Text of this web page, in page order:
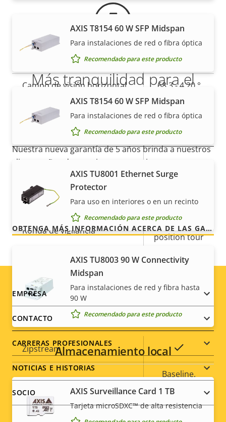
Descripción
propiedad
Valor de
la
propiedad
Longitud focal
4.4 - 88.4
mm
Campo de visión horizontal 68.3 - 4.20 °
Campo de visión vertical 42.1-2.34 °
Movimiento horizontal/vertical y zoom
Descripción
propiedad
Valor de
la
propiedad
Rango de movimiento
360 endless
Rango de inclinación 220
Ronda de vigilancia
preset
position tour
Zoom óptico 20
Zoom digital 12
Compresión
Descripción
de
propiedad
Valor de
la
propiedad
Zipstream
H.264
Baseline,
High, Main
H.265 Sí
AXIS T8154 60 W SFP Midspan
Para instalaciones de red o fibra óptica
Recomendado para este producto
AXIS T8154 60 W SFP Midspan
Para instalaciones de red o fibra óptica
Recomendado para este producto
AXIS TU8001 Ethernet Surge
Protector
Para uso en interiores o en un recinto
Recomendado para este producto
AXIS TU8003 90 W Connectivity
Midspan
Para instalaciones de red y fibra hasta
90 W
Recomendado para este producto
Almacenamiento local
AXIS Surveillance Card 1 TB
Tarjeta microSDXC™ de alta resistencia
Más tranquilidad para el
cliente con una garantía de 5
años
Nuestra nueva garantía de 5 años brinda a nuestros
clientes años de uso sin preocupaciones y un
control de los costes. Y no hay sorpresas ocultas en
la factura, lo que prometemos es exactamente lo
que recibe.
OBTENGA MÁS INFORMACIÓN ACERCA DE LAS GARANTÍAS DE AXIS
Footer
menu
EMPRESA
CONTACTO
CARRERAS PROFESIONALES
NOTICIAS E HISTORIAS
SOCIO